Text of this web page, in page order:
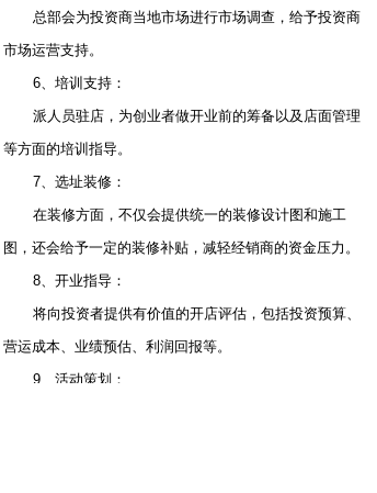
总部会为投资商当地市场进行市场调查，给予投资商
市场运营支持。
6、培训支持：
派人员驻店，为创业者做开业前的筹备以及店面管理
等方面的培训指导。
7、选址装修：
在装修方面，不仅会提供统一的装修设计图和施工
图，还会给予一定的装修补贴，减轻经销商的资金压力。
8、开业指导：
将向投资者提供有价值的开店评估，包括投资预算、
营运成本、业绩预估、利润回报等。
9、活动策划：